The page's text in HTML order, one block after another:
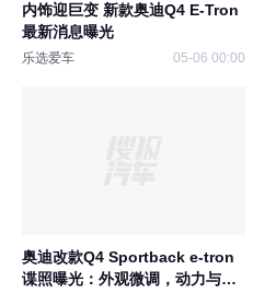
内饰迎巨变 新款奥迪Q4 E-Tron
最新消息曝光
乐选爱车 05-06 00:00
奥迪改款Q4 Sportback e-tron
谍照曝光：外观微调，动力与充